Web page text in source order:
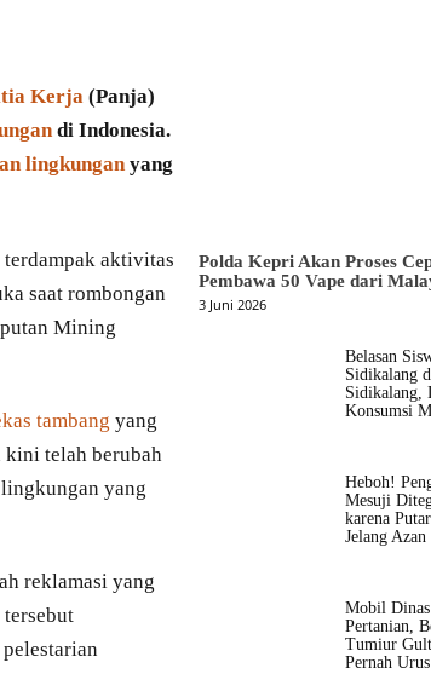
Kerja (Panja)
di Indonesia.
lingkunganyang
aktivitas
saat rombongan
Mining
tambang yang
kini telah berubah
yang
reklamasi yang
Polda Kepri Akan Proses
Pembawa 50 Vape dari
3 Juni 2026
Belasan
Sidikalang
Sidikalang,
Konsumsi
Heboh!
Mesuji
karena
Jelang Azan
Mobil Dinas
Pertanian,
Tumiur
Pernah